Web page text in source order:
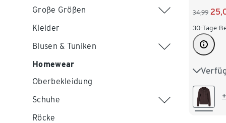
Große Größen
Kleider
Blusen & Tuniken
Homewear
Oberbekleidung
Schuhe
Röcke
34,99
30-Tage-
S 36/38
L 44/46